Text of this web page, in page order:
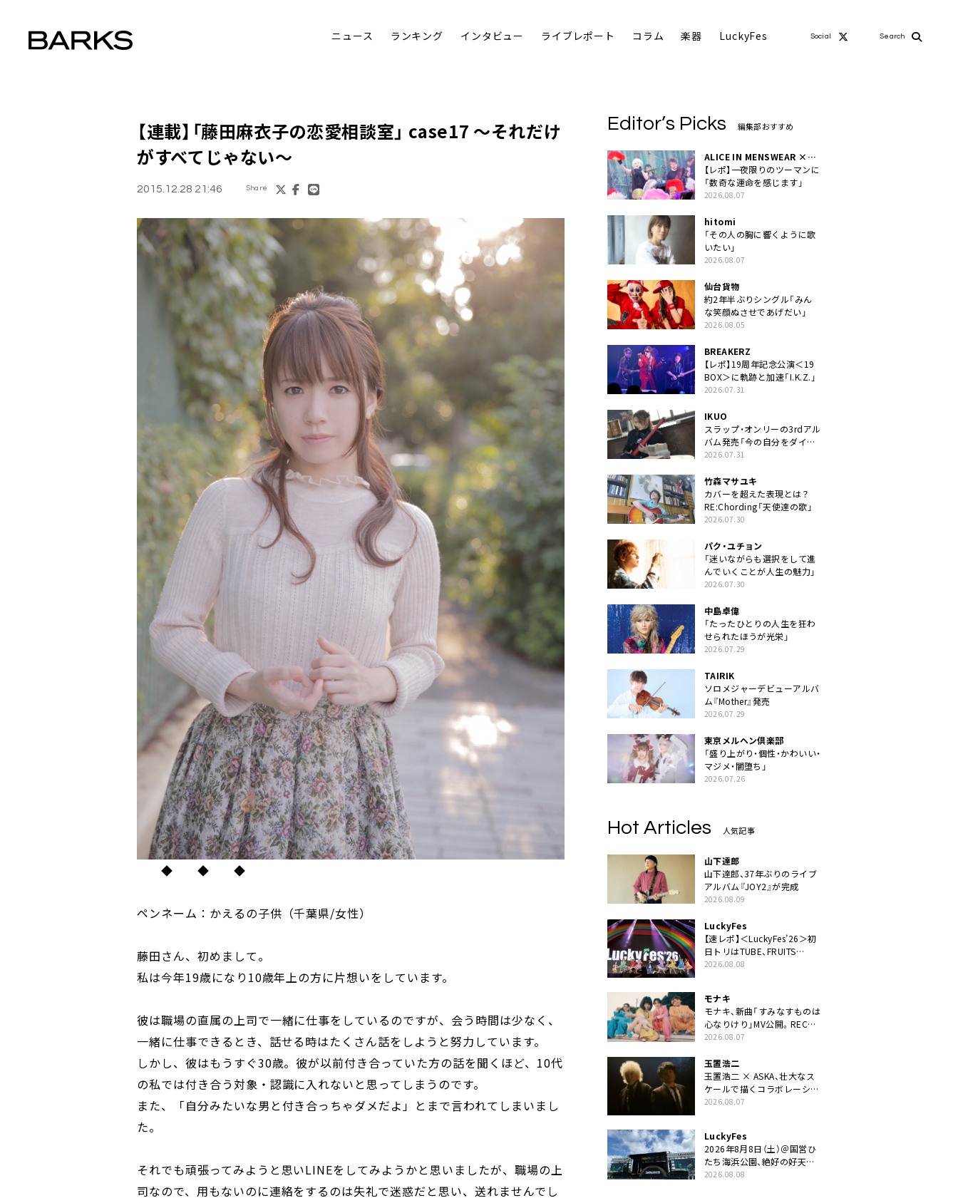
ニュース ランキング インタビュー ライブレポート コラム 楽器 LuckyFes Social Search
【連載】「藤田麻衣子の恋愛相談室」 case17 ～それだけ
がすべてじゃない～
2015.12.28 21:46 Share
◆ ◆ ◆
ペンネーム：かえるの子供（千葉県/女性）
藤田さん、初めまして。
私は今年19歳になり10歳年上の方に片想いをしています。
彼は職場の直属の上司で一緒に仕事をしているのですが、会う時間は少なく、
一緒に仕事できるとき、話せる時はたくさん話をしようと努力しています。
しかし、彼はもうすぐ30歳。彼が以前付き合っていた方の話を聞くほど、10代
の私では付き合う対象・認識に入れないと思ってしまうのです。
また、「自分みたいな男と付き合っちゃダメだよ」とまで言われてしまいまし
た。
それでも頑張ってみようと思いLINEをしてみようかと思いましたが、職場の上
司なので、用もないのに連絡をするのは失礼で迷惑だと思い、送れませんでし
Editor’s Picks 編集部おすすめ
ALICE IN MENSWEAR ×
MASCHERA
【レポ】一夜限りのツーマンに
「数奇な運命を感じます」
2026.08.07
hitomi
「その人の胸に響くように歌
いたい」
2026.08.07
仙台貨物
約2年半ぶりシングル「みん
な笑顔ぬさせであげだい」
2026.08.05
BREAKERZ
【レポ】19周年記念公演＜19
BOX＞に軌跡と加速「I.K.Z.」
2026.07.31
IKUO
スラップ・オンリーの3rdアル
バム発売「今の自分をダイレ
クトに」
2026.07.31
竹森マサユキ
カバーを超えた表現とは？
RE:Chording「天使達の歌」
2026.07.30
パク・ユチョン
「迷いながらも選択をして進
んでいくことが人生の魅力」
2026.07.30
中島卓偉
「たったひとりの人生を狂わ
せられたほうが光栄」
2026.07.29
TAIRIK
ソロメジャーデビューアルバ
ム『Mother』発売
2026.07.29
東京メルヘン倶楽部
「盛り上がり・個性・かわいい・
マジメ・闇堕ち」
2026.07.26
Hot Articles 人気記事
山下達郎
山下達郎、37年ぶりのライブ
アルバム『JOY2』が完成
2026.08.09
LuckyFes
【速レポ】＜LuckyFes’26＞初
日トリはTUBE、FRUITS
ZIPPERや綾小路翔、鬼龍院翔
うだい」
2026.08.08
モナキ
モナキ、新曲「すみなすものは
心なりけり」MV公開。RECの
ギターにEvery Little Thing・
2026.08.07
玉置浩二
玉置浩二 × ASKA、壮大なス
ケールで描くコラボレーショ
ン曲「音銀河」リリース決定。
2026.08.07
LuckyFes
2026年8月8日（土）＠国営ひ
たち海浜公園、絶好の好天の
中＜LuckyFes’26＞開幕
2026.08.08